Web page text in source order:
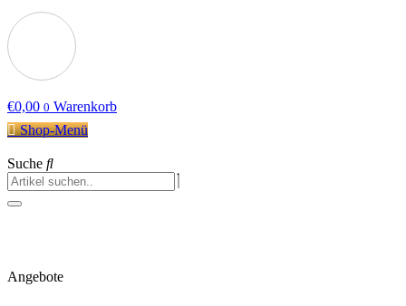
€0,00 0 Warenkorb
Shop-Menü
Suche
Angebote